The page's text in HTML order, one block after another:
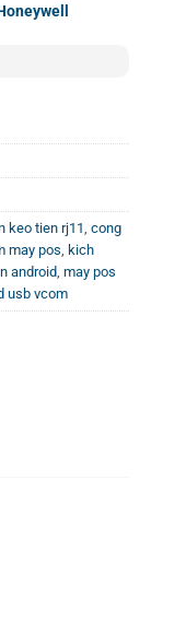
keo tien rj11 cong
may pos kich
android may pos
usb vcom